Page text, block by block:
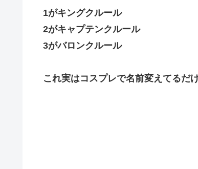
1がキングクルール
2がキャプテンクルール
3がバロンクルール
これ実はコスプレで名前変えてるだ